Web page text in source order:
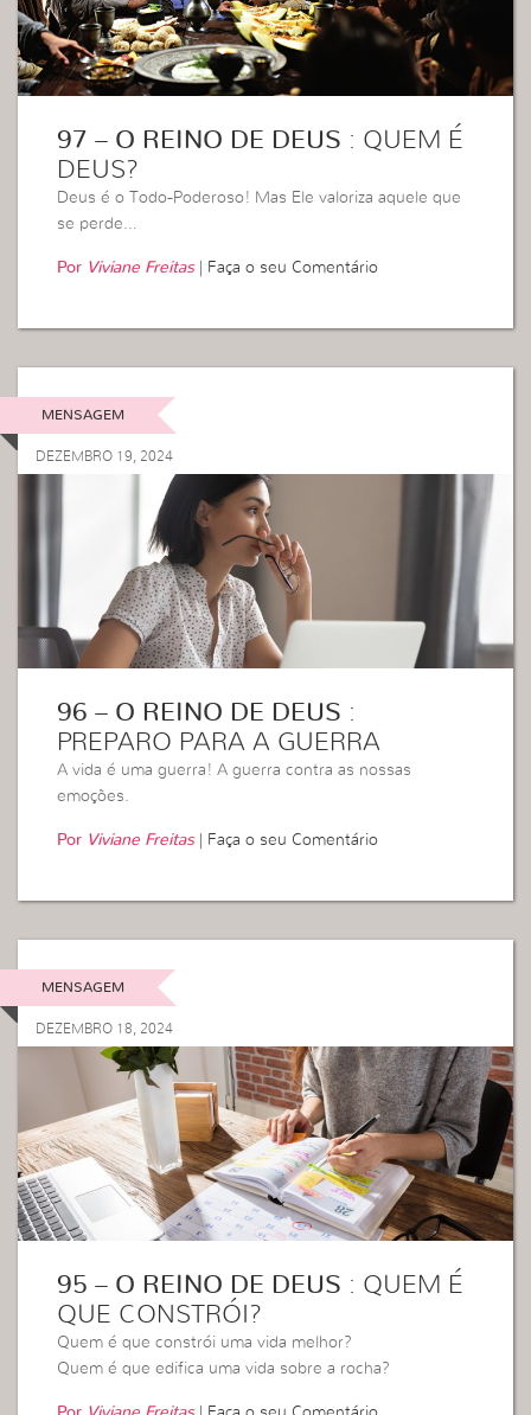
97 – O REINO DE DEUS : QUEM É
DEUS?
Deus é o Todo-Poderoso! Mas Ele valoriza aquele que
se perde…
Por Viviane Freitas| Faça o seu Comentário
MENSAGEM
DEZEMBRO 19, 2024
96 – O REINO DE DEUS :
PREPARO PARA A GUERRA
A vida é uma guerra! A guerra contra as nossas
emoções.
Por Viviane Freitas| Faça o seu Comentário
MENSAGEM
DEZEMBRO 18, 2024
95 – O REINO DE DEUS : QUEM É
QUE CONSTRÓI?
Quem é que constrói uma vida melhor?
Quem é que edifica uma vida sobre a rocha?